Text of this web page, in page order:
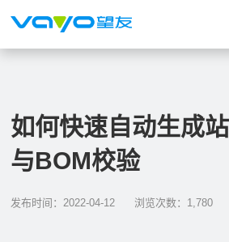
如何快速自动生成
与BOM校验
发布时间：2022-04-12 浏览次数：1,780